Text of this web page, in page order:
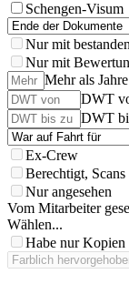
Schengen-Visum
Nur mit
Nur mit
Mehr als
DWT
DWT
Ex-Crew
Berechtigt, Scans
Nur angesehen
Vom Mitarbeiter
Wählen...
Habe nur Kopien